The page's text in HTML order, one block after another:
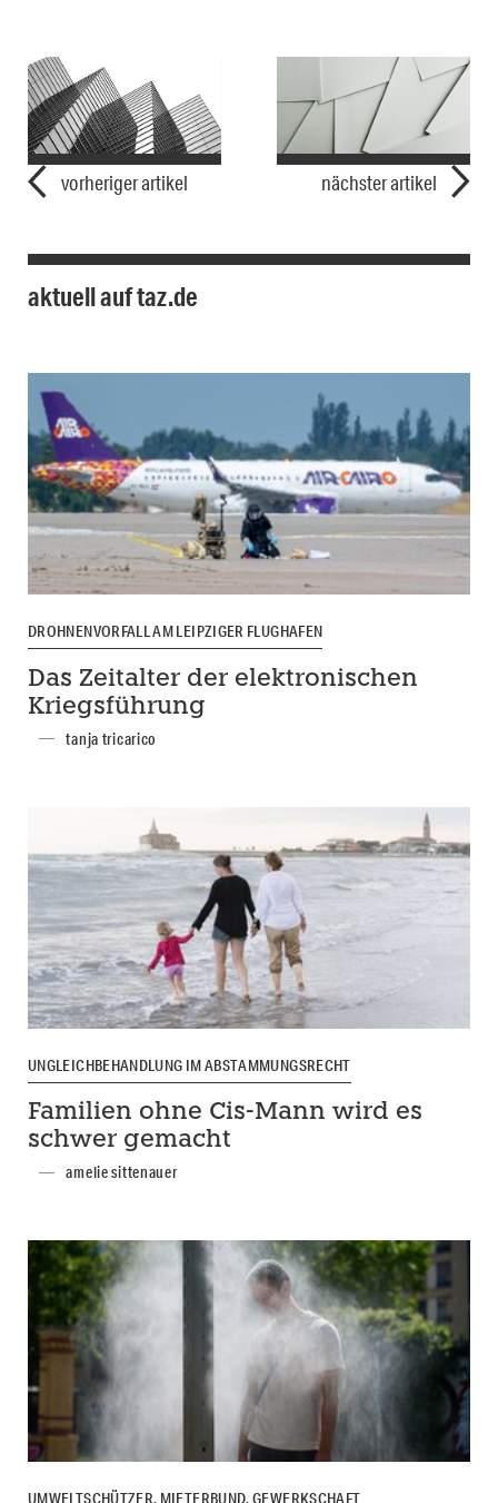
vorheriger artikel nächster artikel
aktuell auf taz.de
DROHNENVORFALL AM LEIPZIGER FLUGHAFEN
Das Zeitalter der elektronischen
Kriegsführung
tanja tricarico
UNGLEICHBEHANDLUNG IM ABSTAMMUNGSRECHT
Familien ohne Cis-Mann wird es
schwer gemacht
amelie sittenauer
UMWELTSCHÜTZER, MIETERBUND, GEWERKSCHAFT